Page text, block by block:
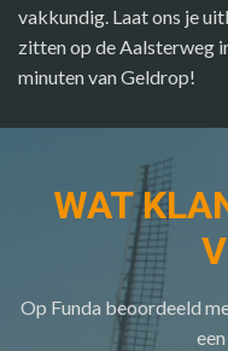
vakkundig. Laat ons je
zitten op de Aalsterweg
minuten van Geldrop!
WAT
Op Funda beoordeeld